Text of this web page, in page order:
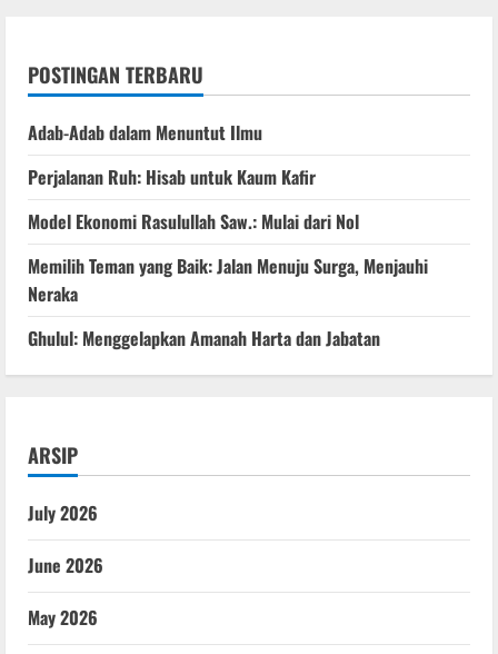
POSTINGAN TERBARU
Adab-Adab dalam Menuntut Ilmu
Perjalanan Ruh: Hisab untuk Kaum Kafir
Model Ekonomi Rasulullah Saw.: Mulai dari Nol
Memilih Teman yang Baik: Jalan Menuju Surga, Menjauhi
Neraka
Ghulul: Menggelapkan Amanah Harta dan Jabatan
ARSIP
July 2026
June 2026
May 2026